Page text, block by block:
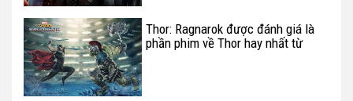
Thor: Ragnarok được đánh giá là
phần phim về Thor hay nhất từ